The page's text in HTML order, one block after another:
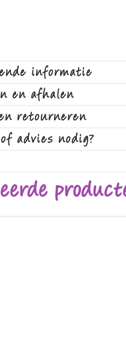
informatie
en afhalen
retourneren
advies nodig?